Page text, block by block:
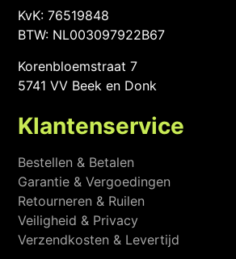
KvK: 76519848
BTW: NL003097922B67
Korenbloemstraat 7
5741 VV Beek en Donk
Klantenservice
Bestellen & Betalen
Garantie & Vergoedingen
Retourneren & Ruilen
Veiligheid & Privacy
Verzendkosten & Levertijd